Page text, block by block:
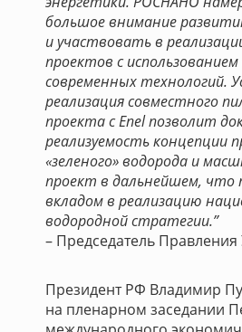
большое внимание
и участвовать в
проектов с
современных технологий.
реализация совместного
проекта с Enel позволит
реализуемость концепции
«зеленого» водорода и
проект в дальнейшем, что
вкладом в реализацию
водородной стратегии.”
– Председатель
Президент РФ Владимир
на пленарном заседании